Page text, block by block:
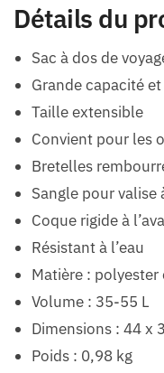
Détails du
Sac à dos de
Grande capacité
Taille extensible
Convient pour les
Bretelles
Sangle pour valise
Coque rigide à
Résistant à l’eau
Matière : polyester
Volume : 35-55 L
Dimensions : 44 x
Poids : 0,98 kg